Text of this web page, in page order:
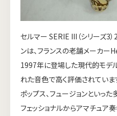
セルマー SERIE III（シリーズ3
ンは、フランスの老舗メーカ
1997年に登場した現代的モデ
れた音色で高く評価されています
ポップス、フュージョンといっ
フェッショナルからアマチュア